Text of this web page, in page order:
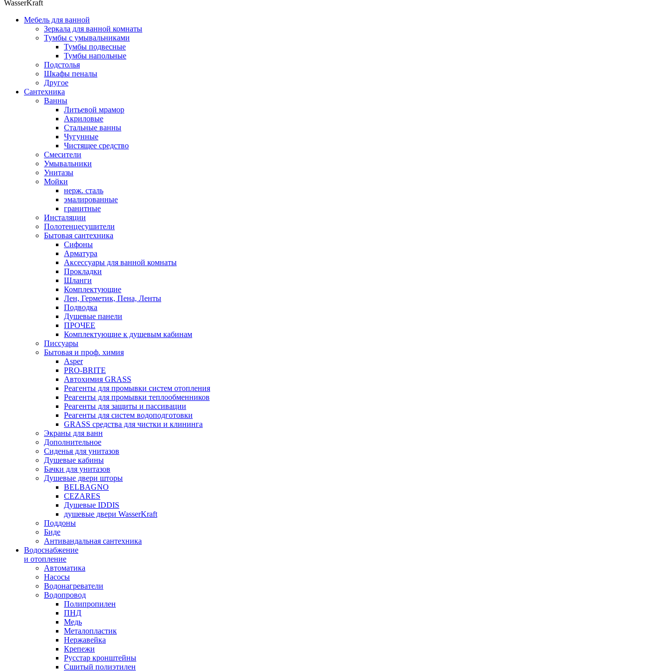
WasserKraft
Мебель для ванной
Зеркала для ванной комнаты
Тумбы с умывальниками
Тумбы подвесные
Тумбы напольные
Подстолья
Шкафы пеналы
Другое
Сантехника
Ванны
Литьевой мрамор
Акриловые
Стальные ванны
Чугунные
Чистящее средство
Смесители
Умывальники
Унитазы
Мойки
нерж. сталь
эмалированные
гранитные
Инсталяции
Полотенцесушители
Бытовая сантехника
Сифоны
Арматура
Аксессуары для ванной комнаты
Прокладки
Шланги
Комплектующие
Лен, Герметик, Пена, Ленты
Подводка
Душевые панели
ПРОЧЕЕ
Комплектующие к душевым кабинам
Писсуары
Бытовая и проф. химия
Asper
PRO-BRITE
Автохимия GRASS
Реагенты для промывки систем отопления
Реагенты для промывки теплообменников
Реагенты для защиты и пассивации
Реагенты для систем водоподготовки
GRASS средства для чистки и клининга
Экраны для ванн
Дополнительное
Сиденья для унитазов
Душевые кабины
Бачки для унитазов
Душевые двери шторы
BELBAGNO
CEZARES
Душевые IDDIS
душевые двери WasserKraft
Поддоны
Биде
Антивандальная сантехника
Водоснабжение
и отопление
Автоматика
Насосы
Водонагреватели
Водопровод
Полипропилен
ПНД
Медь
Металопластик
Нержавейка
Крепежи
Русстар кронштейны
Сшитый полиэтилен